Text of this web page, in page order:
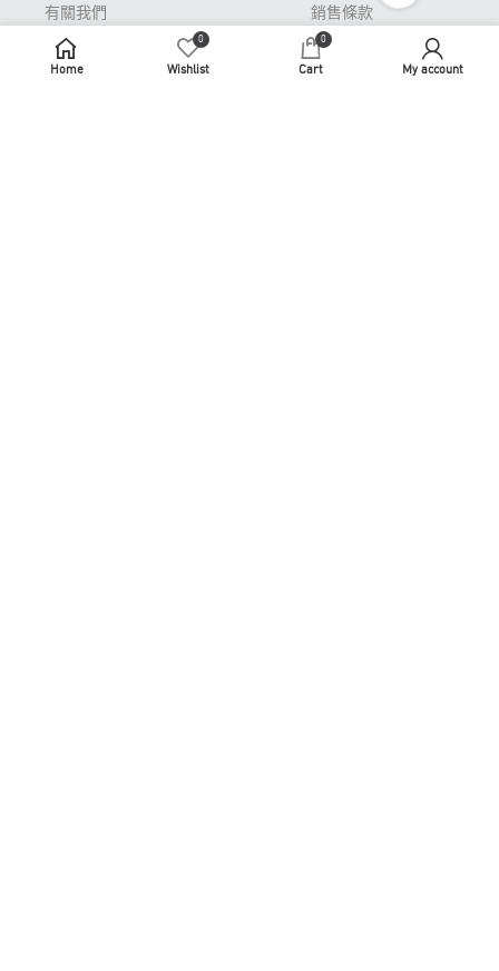
有關我們
Pop-up Store 期間限
定店
銷售條款
私隱條款
Home
0
Wishlist
0
Cart My account